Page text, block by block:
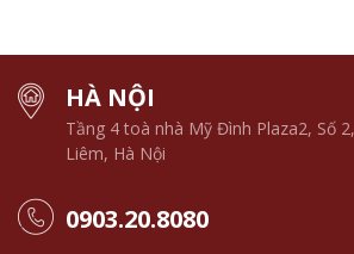
HÀ NỘI
Tầng 4 toà nhà Mỹ Đình Plaza2, Số
Liêm, Hà Nội
0903.20.8080